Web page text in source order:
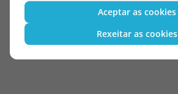
Aceptar as cookies
Rexeitar as cookies